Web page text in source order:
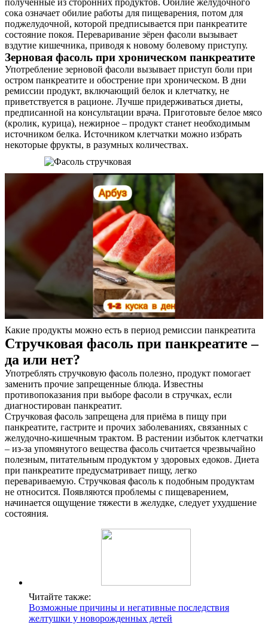
полученные из сторонних продуктов. Обилие желудочного
сока означает обилие работы для пищеварения, потом для
поджелудочной, которой предписывается при панкреатите
состояние покоя. Переваривание зёрен фасоли вызывает
вздутие кишечника, приводя к новому болевому приступу.
Зерновая фасоль при хроническом панкреатите
Употребление зерновой фасоли вызывает приступ боли при
остром панкреатите и обострение при хроническом. В дни
ремиссии продукт, включающий белок и клетчатку, не
приветствуется в рационе. Лучше придерживаться диеты,
предписанной на консультации врача. Приготовьте белое мясо
(кролик, курица), нежирное – продукт станет необходимым
источником белка. Источником клетчатки можно избрать
некоторые фрукты, в разумных количествах.
Какие продукты можно есть в период ремиссии панкреатита
Стручковая фасоль при панкреатите –
да или нет?
Употреблять стручковую фасоль полезно, продукт помогает
заменить прочие запрещенные блюда. Известны
противопоказания при выборе фасоли в стручках, если
диагностирован панкреатит.
Стручковая фасоль запрещена для приёма в пищу при
панкреатите, гастрите и прочих заболеваниях, связанных с
желудочно-кишечным трактом. В растении избыток клетчатки
– из-за упомянутого вещества фасоль считается чрезвычайно
полезным, питательным продуктом у здоровых едоков. Диета
при панкреатите предусматривает пищу, легко
перевариваемую. Стручковая фасоль к подобным продуктам
не относится. Появляются проблемы с пищеварением,
начинается ощущение тяжести в желудке, следует ухудшение
состояния.
Читайте также:
Возможные причины и негативные последствия
желтушки у новорожденных детей